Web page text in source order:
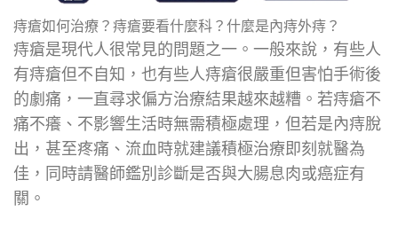
痔瘡如何治療？痔瘡要看什麼科？什麼是內痔外痔？
痔瘡是現代人很常見的問題之一。一般來說，有些人
有痔瘡但不自知，也有些人痔瘡很嚴重但害怕手術後
的劇痛，一直尋求偏方治療結果越來越糟。若痔瘡不
痛不癢、不影響生活時無需積極處理，但若是內痔脫
出，甚至疼痛、流血時就建議積極治療即刻就醫為
佳，同時請醫師鑑別診斷是否與大腸息肉或癌症有
關。